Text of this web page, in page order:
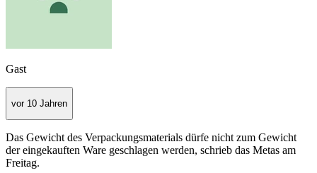
Gast
vor 10 Jahren
Das Gewicht des Verpackungsmaterials dürfe nicht zum Gewicht
der eingekauften Ware geschlagen werden, schrieb das Metas am
Freitag.